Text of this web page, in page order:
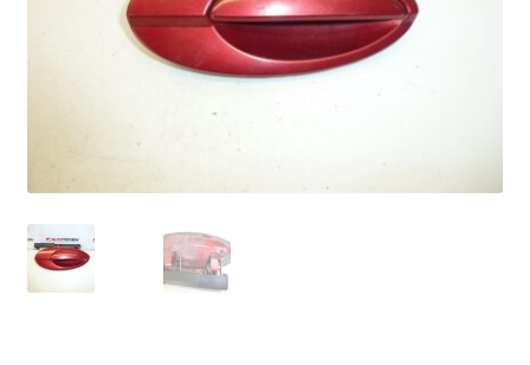
Tarkista